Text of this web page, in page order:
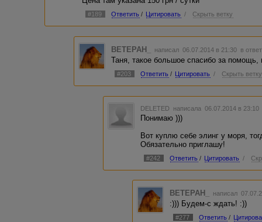
#189 Ответить / Цитировать / Скрыть ветку
BETEPAH_ написал 06.07.2014 в 21:30 в
Таня, такое большое спасибо за помощь,
#203 Ответить / Цитировать / Скрыть ветку
DELETED написала 06.07.2014 в
Понимаю )))
Вот куплю себе элинг у моря,
Обязательно приглашу!
#242 Ответить / Цитировать /
BETEPAH_ написал
:))) Будем-с ждать! :))
#277 Ответить /